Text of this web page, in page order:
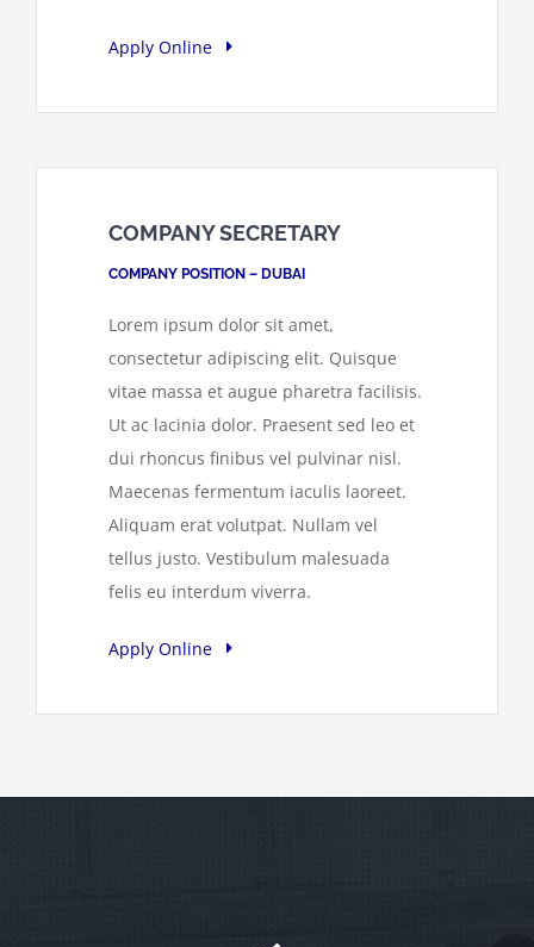
Apply Online
COMPANY SECRETARY
COMPANY POSITION – DUBAI
Lorem ipsum dolor sit amet,
consectetur adipiscing elit. Quisque
vitae massa et augue pharetra facilisis.
Ut ac lacinia dolor. Praesent sed leo et
dui rhoncus finibus vel pulvinar nisl.
Maecenas fermentum iaculis laoreet.
Aliquam erat volutpat. Nullam vel
tellus justo. Vestibulum malesuada
felis eu interdum viverra.
Apply Online